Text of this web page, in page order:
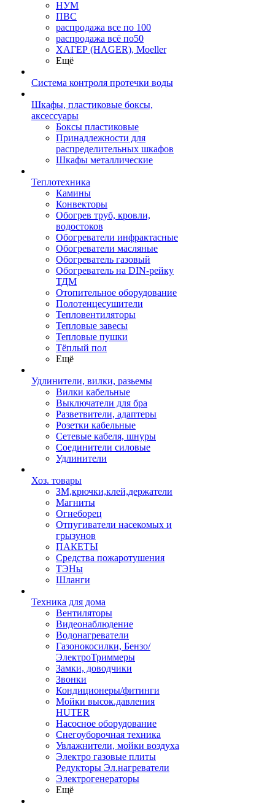
НУМ
ПВС
распродажа все по 100
распродажа всё по50
ХАГЕР (HAGER), Moeller
Ещё
Система контроля протечки воды
Шкафы, пластиковые боксы,
аксессуары
Боксы пластиковые
Принадлежности для
распределительных шкафов
Шкафы металлические
Теплотехника
Камины
Конвекторы
Обогрев труб, кровли,
водостоков
Обогреватели инфрактасные
Обогреватели масляные
Обогреватель газовый
Обогреватель на DIN-рейку
ТДМ
Отопительное оборудование
Полотенцесушители
Тепловентиляторы
Тепловые завесы
Тепловые пушки
Тёплый пол
Ещё
Удлинители, вилки, разьемы
Вилки кабельные
Выключатели для бра
Разветвители, адаптеры
Розетки кабельные
Сетевые кабеля, шнуры
Соединители силовые
Удлинители
Хоз. товары
ЗМ,крючки,клей,держатели
Магниты
Огнеборец
Отпугиватели насекомых и
грызунов
ПАКЕТЫ
Средства пожаротушения
ТЭНы
Шланги
Техника для дома
Вентиляторы
Видеонаблюдение
Водонагреватели
Газонокосилки, Бензо/
ЭлектроТриммеры
Замки, доводчики
Звонки
Кондиционеры/фитинги
Мойки высок.давления
HUTER
Насосное оборудование
Снегоуборочная техника
Увлажнители, мойки воздуха
Электро газовые плиты
Редукторы Эл.нагреватели
Электрогенераторы
Ещё